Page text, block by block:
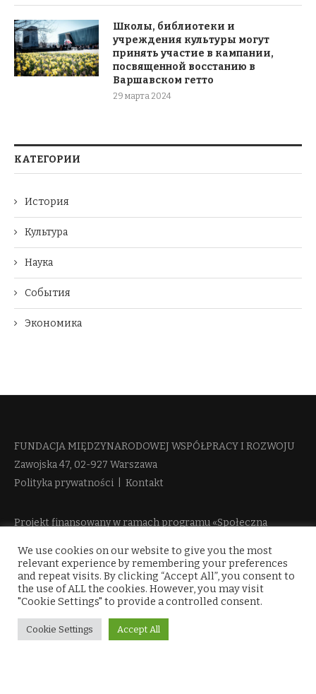
Школы, библиотеки и
учреждения культуры могут
принять участие в кампании,
посвященной восстанию в
Варшавском гетто
29 марта 2024
КАТЕГОРИИ
История
Культура
Наука
События
Экономика
FUNDACJA MIĘDZYNARODOWEJ WSPÓŁPRACY I ROZWOJU​
Zawojska 47, 02-927 Warszawa
Polityka prywatności
Kontakt
Projekt finansowany w ramach programu «Społeczna
więcej informacji
We use cookies on our website to give you the most
relevant experience by remembering your preferences
and repeat visits. By clicking “Accept All”, you consent to
the use of ALL the cookies. However, you may visit
"Cookie Settings" to provide a controlled consent.
Cookie Settings Accept All